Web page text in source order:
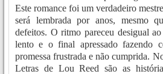
Este romance foi um verdadeiro
será lembrada por anos, mesmo
defeitos. O ritmo pareceu desigual
lento e o final apressado fazendo
promessa frustrada e não cumprida.
Letras de Lou Reed são as